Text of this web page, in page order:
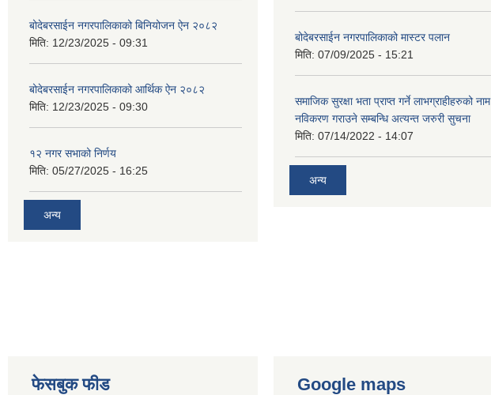
बोदेबरसाईन नगरपालिकाको बिनियोजन ऐन २०८२
मिति: 12/23/2025 - 09:31
बोदेबरसाईन नगरपालिकाको आर्थिक ऐन २०८२
मिति: 12/23/2025 - 09:30
१२ नगर सभाको निर्णय
मिति: 05/27/2025 - 16:25
अन्य
बोदेबरसाईन नगरपालिकाको मास्टर पलान
मिति: 07/09/2025 - 15:21
समाजिक सुरक्षा भता प्राप्त गर्ने लाभग्राहीहरुको नाम
नविकरण गराउने सम्बन्धि अत्यन्त जरुरी सुचना
मिति: 07/14/2022 - 14:07
अन्य
फेसबुक फीड Google maps